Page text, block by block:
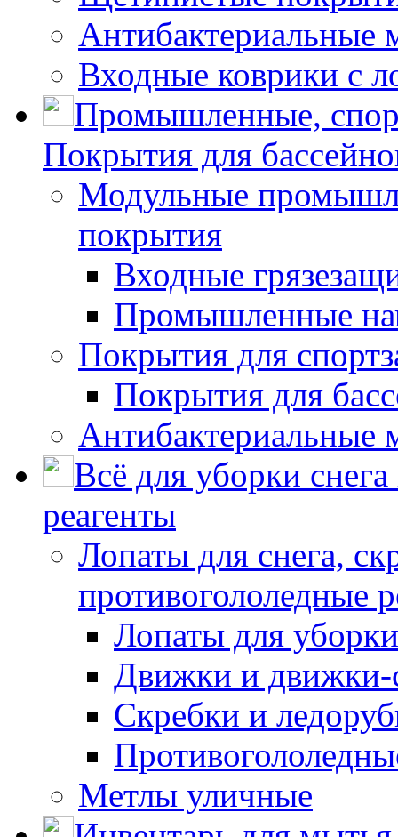
Антибактериальные
Входные коврики с
Промышленные,
Покрытия для
Модульные
покрытия
Входные
Промышленные
Покрытия для
Покрытия для
Антибактериальные
Всё для уборки
реагенты
Лопаты для снега,
противогололедные
Лопаты для
Движки и движки-
Скребки и
Метлы уличные